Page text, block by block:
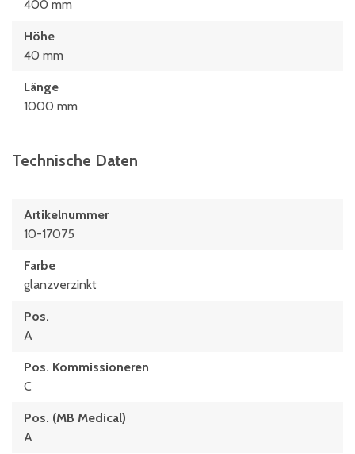
400 mm
Höhe
40 mm
Länge
1000 mm
Technische Daten
Artikelnummer
10-17075
Farbe
glanzverzinkt
Pos.
A
Pos. Kommissioneren
C
Pos. (MB Medical)
A